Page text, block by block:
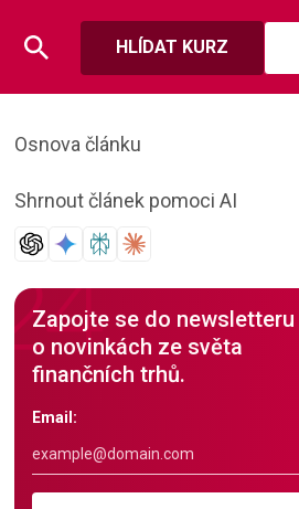
HLÍDAT KURZ
Osnova článku
Shrnout článek pomoci AI
Zapojte se do newsletteru
o novinkách ze světa
finančních trhů.
Email: